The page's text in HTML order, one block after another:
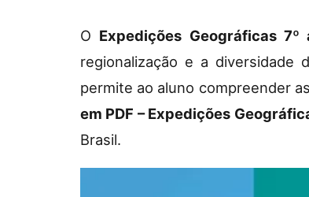
O Expedições Geográficas 7º
regionalização e a diversidade
permite ao aluno compreender
em PDF – Expedições
Brasil.